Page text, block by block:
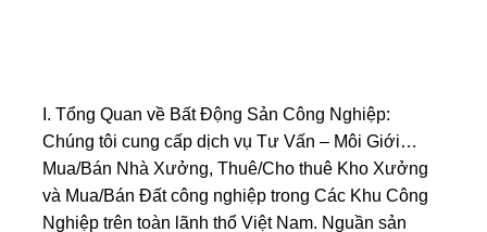
I. Tổng Quan về Bất Động Sản Công Nghiệp:
Chúng tôi cung cấp dịch vụ Tư Vấn – Môi Giới…
Mua/Bán Nhà Xưởng, Thuê/Cho thuê Kho Xưởng
và Mua/Bán Đất công nghiệp trong Các Khu Công
Nghiệp trên toàn lãnh thổ Việt Nam. Nguần sản